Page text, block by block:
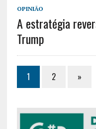
OPINIÃO
A estratégia
Trump
1 2 »